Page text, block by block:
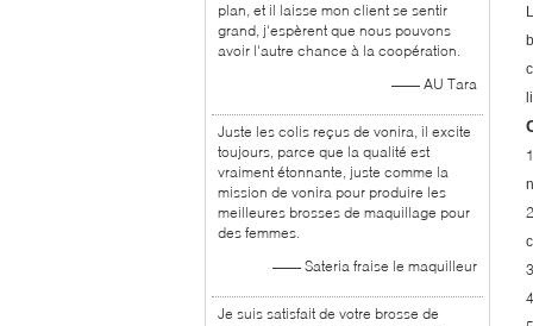
plan, et il laisse mon client se sentir
grand, j'espèrent que nous pouvons
avoir l'autre chance à la coopération.
—— AU Tara
Juste les colis reçus de vonira, il excite
toujours, parce que la qualité est
vraiment étonnante, juste comme la
mission de vonira pour produire les
meilleures brosses de maquillage pour
des femmes.
—— Sateria fraise le maquilleur
Je suis satisfait de votre brosse de